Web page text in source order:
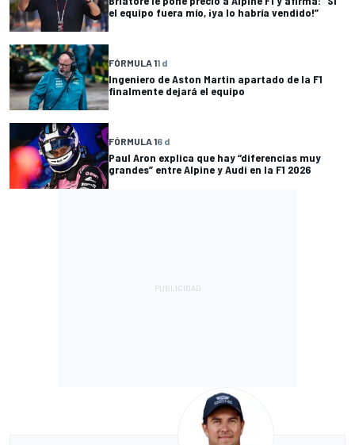
el equipo fuera mío, ¡ya lo habría vendido!”
FÓRMULA 11 d
Ingeniero de Aston Martin apartado de la F1
finalmente dejará el equipo
FÓRMULA 16 d
Paul Aron explica que hay “diferencias muy
grandes” entre Alpine y Audi en la F1 2026